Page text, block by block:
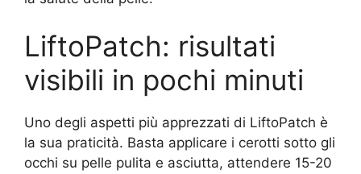
LiftoPatch: risultati
visibili in pochi minuti
Uno degli aspetti più apprezzati di LiftoPatch è
la sua praticità. Basta applicare i cerotti sotto gli
occhi su pelle pulita e asciutta, attendere 15-20